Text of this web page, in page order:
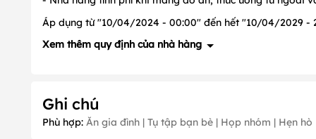
Áp dụng từ "10/04/2024 - 00:00" đến hết "10/04/2029 -
Xem thêm quy định của nhà hàng
- Thông tin đang được cập nhật, vui lòng liên hệ để biết
2. Quy định về thời gian nhận khách PasGo
Ghi chú
Phù hợp: Ăn gia đình | Tụ tập bạn bè | Họp nhóm | Hẹn hò